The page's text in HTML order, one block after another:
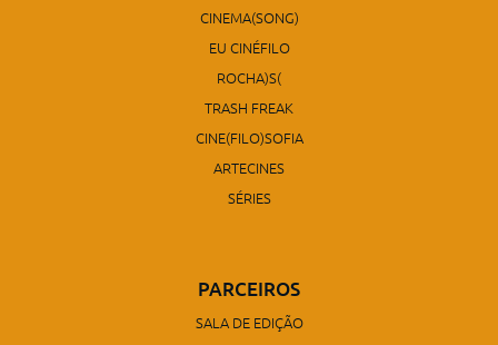
CINEMA(SONG)
EU CINÉFILO
ROCHA)S(
TRASH FREAK
CINE(FILO)SOFIA
ARTECINES
SÉRIES
PARCEIROS
SALA DE EDIÇÃO